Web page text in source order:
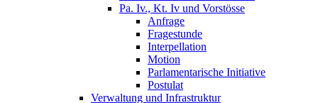
Pa. Iv., Kt. Iv und Vorstösse
Anfrage
Fragestunde
Interpellation
Motion
Parlamentarische Initiative
Postulat
Verwaltung und Infrastruktur